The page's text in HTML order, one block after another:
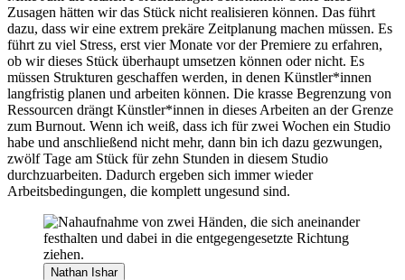
Zusagen hätten wir das Stück nicht realisieren können. Das führt
dazu, dass wir eine extrem prekäre Zeitplanung machen müssen. Es
führt zu viel Stress, erst vier Monate vor der Premiere zu erfahren,
ob wir dieses Stück überhaupt umsetzen können oder nicht. Es
müssen Strukturen geschaffen werden, in denen Künstler*innen
langfristig planen und arbeiten können. Die krasse Begrenzung von
Ressourcen drängt Künstler*innen in dieses Arbeiten an der Grenze
zum Burnout. Wenn ich weiß, dass ich für zwei Wochen ein Studio
habe und anschließend nicht mehr, dann bin ich dazu gezwungen,
zwölf Tage am Stück für zehn Stunden in diesem Studio
durchzuarbeiten. Dadurch ergeben sich immer wieder
Arbeitsbedingungen, die komplett ungesund sind.
Nathan Ishar